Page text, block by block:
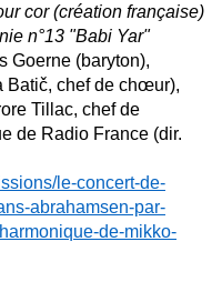
cor (création française)
n°13 "Babi Yar"
Goerne (baryton),
Batič, chef de chœur),
Tillac, chef de
de Radio France (dir.
le-concert-de-
abrahamsen-par-
de-mikko-